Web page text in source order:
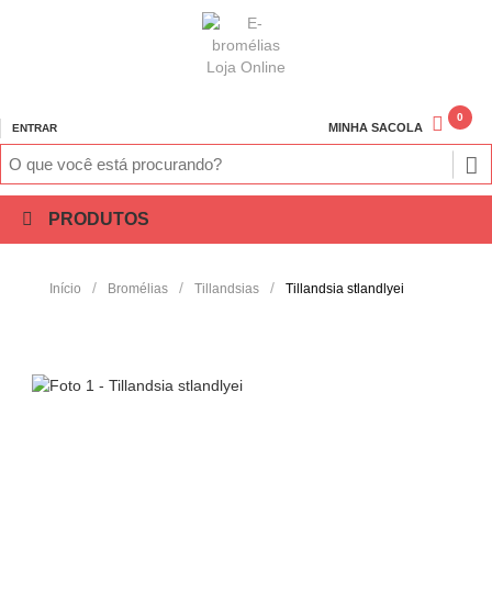
ENTRAR MINHA SACOLA
0
PRODUTOS
Início / Bromélias / Tillandsias / Tillandsia stlandlyei